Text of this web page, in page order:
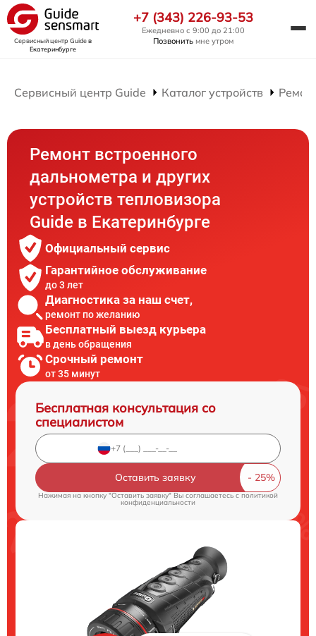
Сервисный центр Guideв
Екатеринбурге
+7 (343) 226-93-53
Ежедневно с 9:00 до 21:00
Позвонить мне утром
Сервисный центр Guide Каталог устройств
Ремонт встроенного
дальнометра и других
устройств тепловизора
Guide в Екатеринбурге
Официальный сервис
Гарантийное обслуживание
до 3 лет
Диагностика за наш счет,
ремонт по желанию
Бесплатный выезд курьера
в день обращения
Срочный ремонт
от 35 минут
Бесплатная консультация со
специалистом
Оставить заявку
Нажимая на кнопку "Оставить заявку" Вы соглашаетесь cполитикой
конфиденциальности